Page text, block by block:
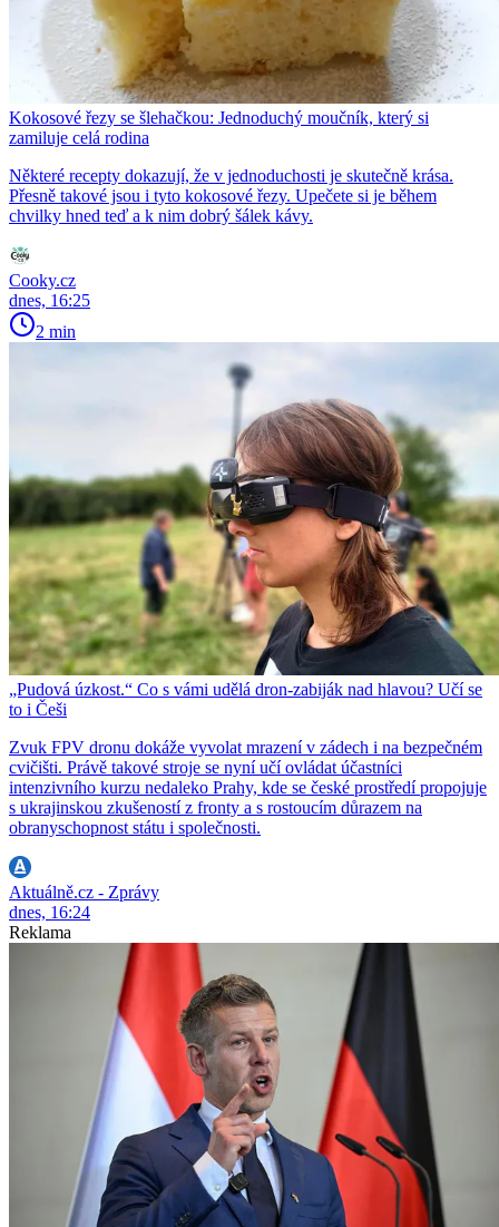
Kokosové řezy se šlehačkou: Jednoduchý moučník, který si
zamiluje celá rodina
Některé recepty dokazují, že v jednoduchosti je skutečně krása.
Přesně takové jsou i tyto kokosové řezy. Upečete si je během
chvilky hned teď a k nim dobrý šálek kávy.
Cooky.cz
dnes, 16:25
2 min
„Pudová úzkost.“ Co s vámi udělá dron-zabiják nad hlavou? Učí se
to i Češi
Zvuk FPV dronu dokáže vyvolat mrazení v zádech i na bezpečném
cvičišti. Právě takové stroje se nyní učí ovládat účastníci
intenzivního kurzu nedaleko Prahy, kde se české prostředí propojuje
s ukrajinskou zkušeností z fronty a s rostoucím důrazem na
obranyschopnost státu i společnosti.
Aktuálně.cz - Zprávy
dnes, 16:24
Reklama